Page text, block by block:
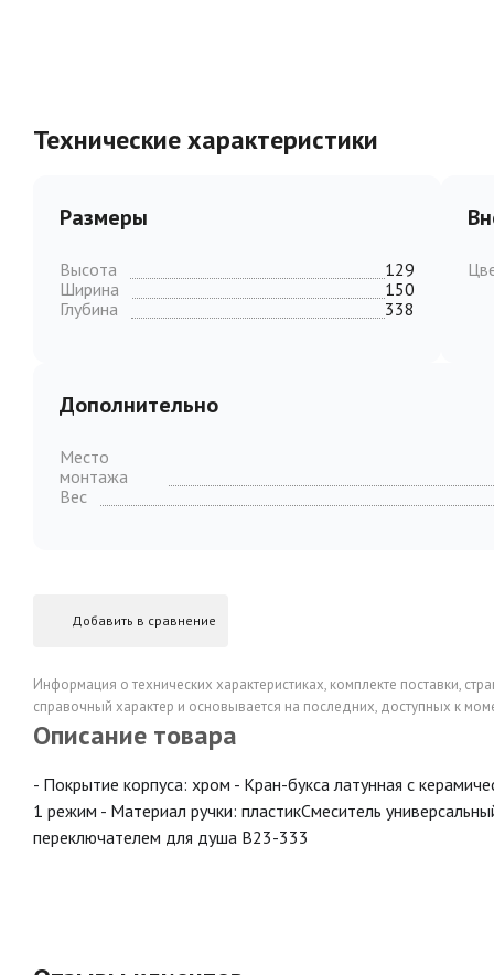
Технические характеристики
Размеры
Высота
129
Ширина
150
Глубина
338
Дополнительно
Место
монтажа
Вес
Добавить в сравнение
Информация о технических характеристиках, комплекте поставки,
справочный характер и основывается на последних, доступных к
Описание товара
- Покрытие корпуса: хром - Кран-букса латунная с
1 режим - Материал ручки: пластикСмеситель
переключателем для душа B23-333